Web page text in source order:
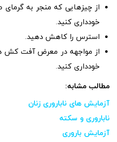
از چیزهایی که منجر به
خودداری کنید.
استرس را کاهش دهید.
از مواجهه در معرض آفت کش
خودداری کنید.
مطالب مشابه:
آزمایش‌ های ناباروری زنان
ناباروری و سکته
آزمایش باروری